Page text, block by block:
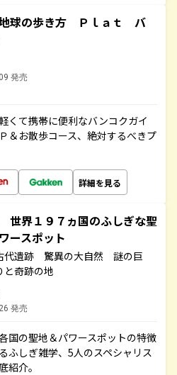
球の歩き方 Ｐｌａｔ バ
発売
くて携帯に便利なバンコクガイ
＆お散歩コース、絶対するべきプ
詳細を見る
界１９７ヵ国のふしぎな聖
ースポット
代遺跡 驚異の大自然 謎の巨
奇跡の地
発売
国の聖地＆パワースポットの特徴
ふしぎ雑学、5人のスペシャリス
紹介。